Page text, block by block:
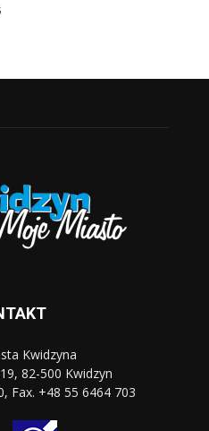
Kwidzyna
82-500 Kwidzyn
Fax. +48 55 6464 703